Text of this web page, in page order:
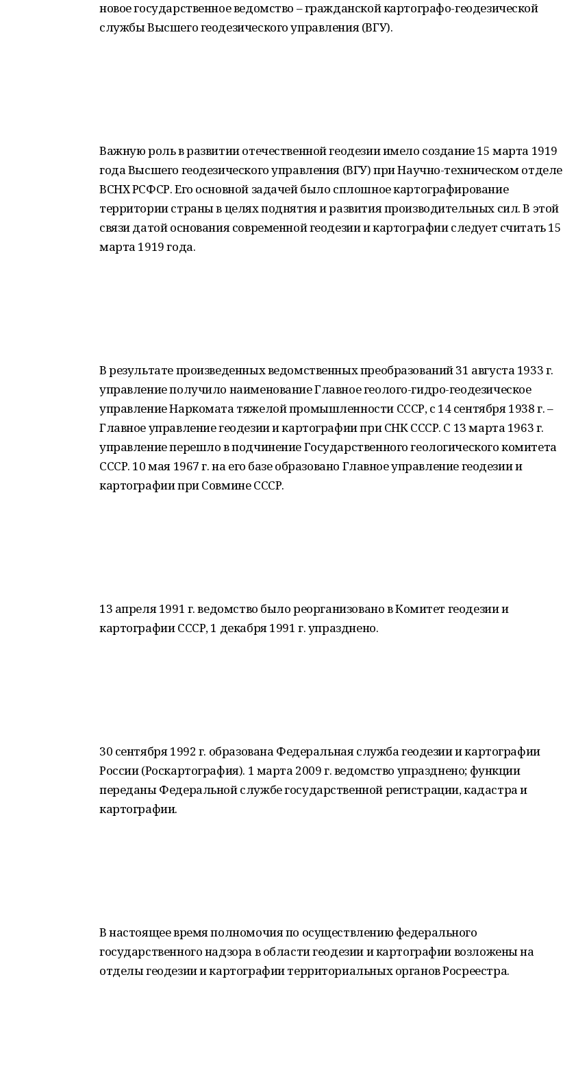
новое государственное ведомство – гражданской картографо-геодезической
службы Высшего геодезического управления (ВГУ).
Важную роль в развитии отечественной геодезии имело создание 15 марта 1919
года Высшего геодезического управления (ВГУ) при Научно-техническом отделе
ВСНХ РСФСР. Его основной задачей было сплошное картографирование
территории страны в целях поднятия и развития производительных сил. В этой
связи датой основания современной геодезии и картографии следует считать 15
марта 1919 года.
В результате произведенных ведомственных преобразований 31 августа 1933 г.
управление получило наименование Главное геолого-гидро-геодезическое
управление Наркомата тяжелой промышленности СССР, с 14 сентября 1938 г. –
Главное управление геодезии и картографии при СНК СССР. С 13 марта 1963 г.
управление перешло в подчинение Государственного геологического комитета
СССР. 10 мая 1967 г. на его базе образовано Главное управление геодезии и
картографии при Совмине СССР.
13 апреля 1991 г. ведомство было реорганизовано в Комитет геодезии и
картографии СССР, 1 декабря 1991 г. упразднено.
30 сентября 1992 г. образована Федеральная служба геодезии и картографии
России (Роскартография). 1 марта 2009 г. ведомство упразднено; функции
переданы Федеральной службе государственной регистрации, кадастра и
картографии.
В настоящее время полномочия по осуществлению федерального
государственного надзора в области геодезии и картографии возложены на
отделы геодезии и картографии территориальных органов Росреестра.